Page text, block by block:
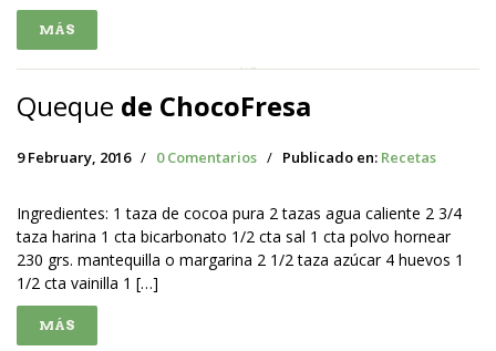
MÁS
Queque de ChocoFresa
9 February, 2016/ 0 Comentarios / Publicado en: Recetas
Ingredientes: 1 taza de cocoa pura 2 tazas agua caliente 2 3/4
taza harina 1 cta bicarbonato 1/2 cta sal 1 cta polvo hornear
230 grs. mantequilla o margarina 2 1/2 taza azúcar 4 huevos 1
1/2 cta vainilla 1 […]
MÁS